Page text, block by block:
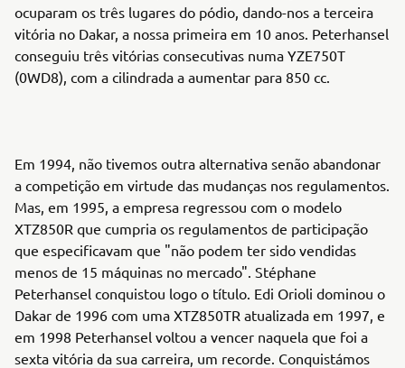
ocuparam os três lugares do pódio, dando-nos a terceira
vitória no Dakar, a nossa primeira em 10 anos. Peterhansel
conseguiu três vitórias consecutivas numa YZE750T
(0WD8), com a cilindrada a aumentar para 850 cc.
Em 1994, não tivemos outra alternativa senão abandonar
a competição em virtude das mudanças nos regulamentos.
Mas, em 1995, a empresa regressou com o modelo
XTZ850R que cumpria os regulamentos de participação
que especificavam que "não podem ter sido vendidas
menos de 15 máquinas no mercado". Stéphane
Peterhansel conquistou logo o título. Edi Orioli dominou o
Dakar de 1996 com uma XTZ850TR atualizada em 1997, e
em 1998 Peterhansel voltou a vencer naquela que foi a
sexta vitória da sua carreira, um recorde. Conquistámos